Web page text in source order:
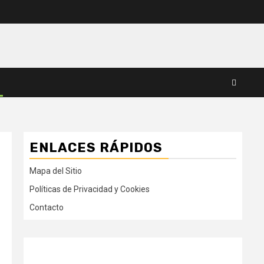
ENLACES RÁPIDOS
Mapa del Sitio
Políticas de Privacidad y Cookies
Contacto